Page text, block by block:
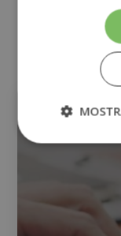
Otras
INFORMÁTICA